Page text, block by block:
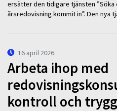
ersätter den tidigare tjänsten
årsredovisning kommit in”. Den nya
16 april 2026
Arbeta ihop med
kontroll och